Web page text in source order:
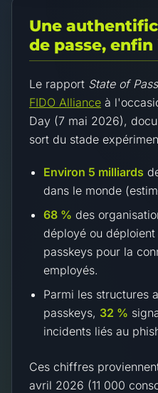
Une
de passe,
Le rapport State of
FIDO Alliance à
Day (7 mai 2026),
sort du stade
Environ 5 milliards
dans le monde
68 % des
déployé ou
passkeys pour la
employés.
Parmi les structures
passkeys, 32 %
incidents liés au
Ces chiffres
avril 2026 (11 000